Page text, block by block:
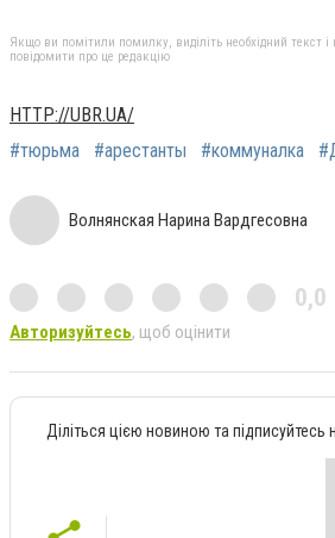
Якщо ви помітили помилку, виділіть необхідний текст
повідомити про це редакцію
HTTP://UBR.UA/
#тюрьма
#арестанты #коммуналка
Волнянская Нарина Вардгесовна
0,0
Авторизуйтесь, щоб оцінити
Діліться цією новиною та підписуйтесь